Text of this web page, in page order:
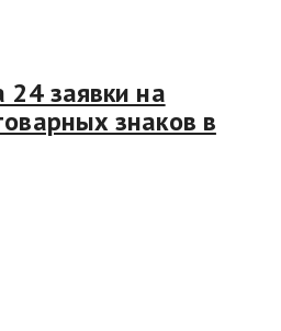
24 заявки на
знаков в